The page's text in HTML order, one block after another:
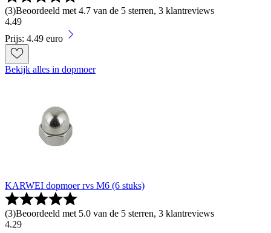
(3)Beoordeeld met 4.7 van de 5 sterren, 3 klantreviews
4.49
Prijs: 4.49 euro
Bekijk alles in dopmoer
KARWEI dopmoer rvs M6 (6 stuks)
(3)Beoordeeld met 5.0 van de 5 sterren, 3 klantreviews
4.29